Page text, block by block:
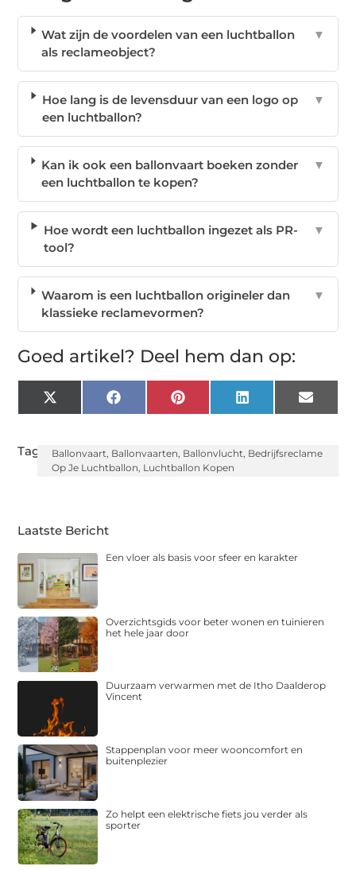
Wat zijn de voordelen van een luchtballon
als reclameobject?
▼
Hoe lang is de levensduur van een logo op
een luchtballon?
▼
Kan ik ook een ballonvaart boeken zonder
een luchtballon te kopen?
▼
Hoe wordt een luchtballon ingezet als PR-
tool?
▼
Waarom is een luchtballon origineler dan
klassieke reclamevormen?
▼
Goed artikel? Deel hem dan op:
X
(Twitter)
FacebookPinterest LinkedIn Email
Tags: Ballonvaart, Ballonvaarten, Ballonvlucht, Bedrijfsreclame
Op Je Luchtballon, Luchtballon Kopen
Laatste Bericht
Een vloer als basis voor sfeer en karakter
Overzichtsgids voor beter wonen en tuinieren
het hele jaar door
Duurzaam verwarmen met de Itho Daalderop
Vincent
Stappenplan voor meer wooncomfort en
buitenplezier
Zo helpt een elektrische fiets jou verder als
sporter